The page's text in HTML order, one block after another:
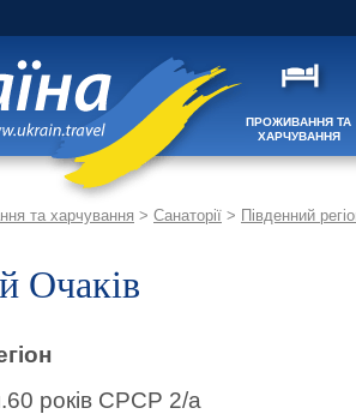
ПРОЖИВАННЯ ТА
ХАРЧУВАННЯ
та харчування > Санаторії > Південний
Очаків
років СРСР 2/а